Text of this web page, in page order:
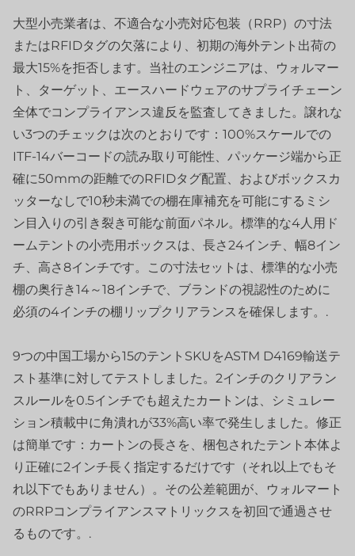
大型小売業者は、不適合な小売対応包装（RRP）の寸法
またはRFIDタグの欠落により、初期の海外テント出荷の
最大15%を拒否します。当社のエンジニアは、ウォルマー
ト、ターゲット、エースハードウェアのサプライチェーン
全体でコンプライアンス違反を監査してきました。譲れな
い3つのチェックは次のとおりです：100%スケールでの
ITF-14バーコードの読み取り可能性、パッケージ端から正
確に50mmの距離でのRFIDタグ配置、およびボックスカ
ッターなしで10秒未満での棚在庫補充を可能にするミシ
ン目入りの引き裂き可能な前面パネル。標準的な4人用ド
ームテントの小売用ボックスは、長さ24インチ、幅8イン
チ、高さ8インチです。この寸法セットは、標準的な小売
棚の奥行き14～18インチで、ブランドの視認性のために
必須の4インチの棚リップクリアランスを確保します。.
9つの中国工場から15のテントSKUをASTM D4169輸送テ
スト基準に対してテストしました。2インチのクリアラン
スルールを0.5インチでも超えたカートンは、シミュレー
ション積載中に角潰れが33%高い率で発生しました。修正
は簡単です：カートンの長さを、梱包されたテント本体よ
り正確に2インチ長く指定するだけです（それ以上でもそ
れ以下でもありません）。その公差範囲が、ウォルマート
のRRPコンプライアンスマトリックスを初回で通過させ
るものです。.